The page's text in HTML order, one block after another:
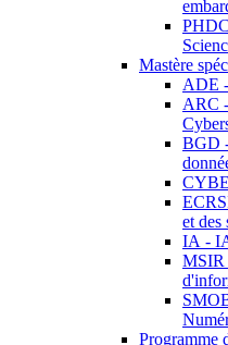
Mastère
ADE
ARC
BGD
et des
IA -
MSIR
Programme